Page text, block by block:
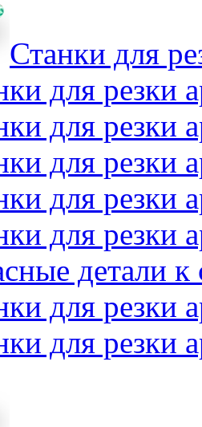
Станки для
для резки
для резки
для резки
для резки
для резки
детали к
для резки
для резки